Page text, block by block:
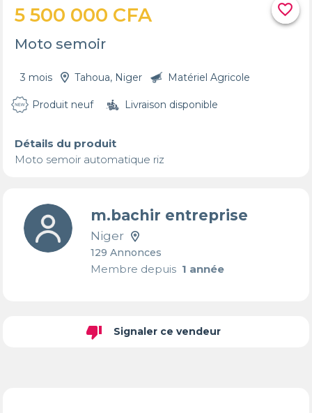
favorite_border
5 500 000 CFA
Moto semoir
3 mois Tahoua, Niger Matériel Agricole
Produit neuf Livraison disponible
Détails du produit
Moto semoir automatique riz
m.bachir entreprise
Niger
129 Annonces
Membre depuis1 année
thumb_down Signaler ce vendeur